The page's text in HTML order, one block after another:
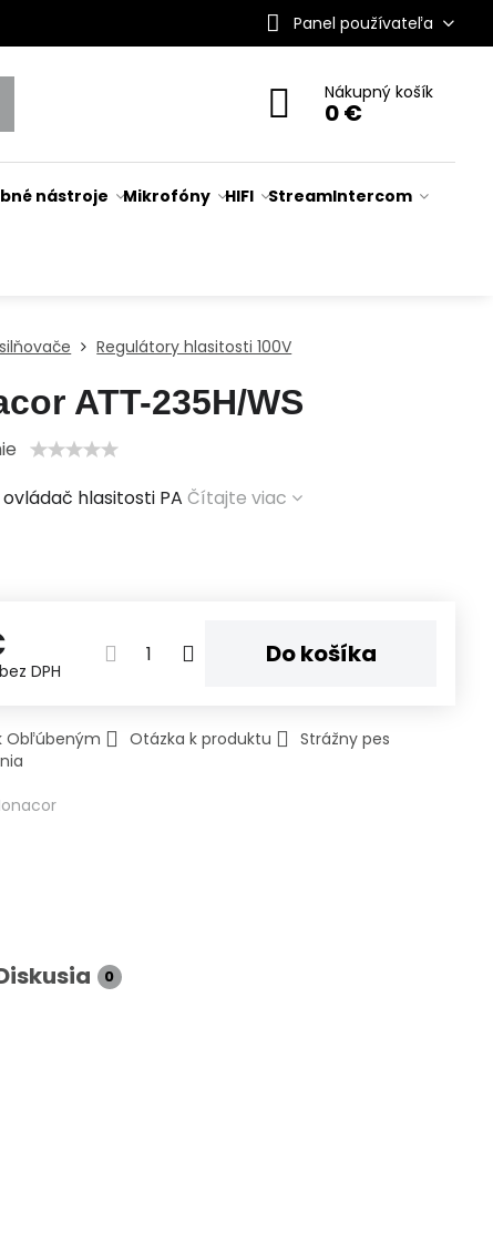
Panel používateľa
Nákupný košík
0 €
nástroje Mikrofóny HIFI StreamIntercom
Regulátory hlasitosti 100V
ATT-235H/WS
hlasitosti PAČítajte viac
bez DPH
Do košíka
Obľúbeným Otázka k produktu
Strážny pes
0